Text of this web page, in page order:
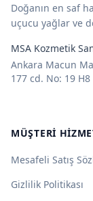
Doğanın en saf
uçucu yağlar ve
MSA Kozmetik
Ankara Macun
177 cd. No: 19
MÜŞTERI
Mesafeli Satış
Gizlilik Politikası